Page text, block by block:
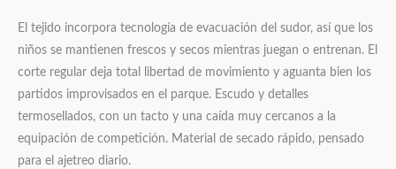
El tejido incorpora tecnología de evacuación del sudor, así que los
niños se mantienen frescos y secos mientras juegan o entrenan. El
corte regular deja total libertad de movimiento y aguanta bien los
partidos improvisados en el parque. Escudo y detalles
termosellados, con un tacto y una caída muy cercanos a la
equipación de competición. Material de secado rápido, pensado
para el ajetreo diario.